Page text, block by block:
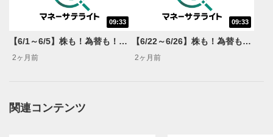
一時停止します。
動画再生エリアにマウスを乗せると表示されます。
09:33
【6/1～6/5】株も！為替も！サクッと！来週のマーケット見通し＜Next View＞
2ヶ月前
09:33
【6/22～6/26】株も！為替も！サクッと！来週のマーケット見通し＜Next View＞
2ヶ月前
関連コンテンツ